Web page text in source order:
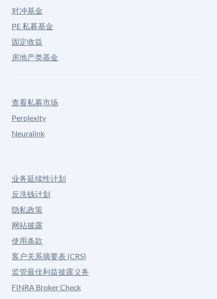
对冲基金
PE 私募基金
固定收益
房地产类基金
查看私募市场
Perplexity
Neuralink
业务延续性计划
反洗钱计划
隐私政策
网站披露
使用条款
客户关系摘要表 (CRS)
监管最佳利益披露义务
FINRA Broker Check